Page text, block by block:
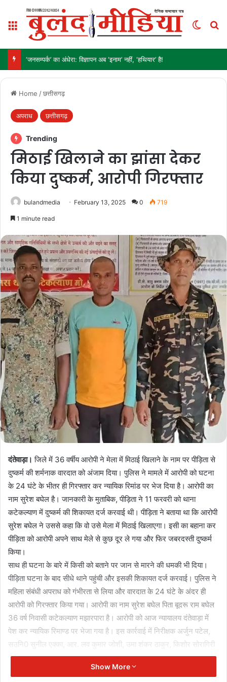
Menu
‘जनसम्पर्क’ का अंधेरा: विज्ञापन अब ‘इनाम’ नहीं, ‘हथियार’ है!
Home /छत्तीसगढ़
अपराध छत्तीसगढ़
Trending
मिठाई खिलाने का झांसा देकर
किया दुष्कर्म, आरोपी गिरफ्तार
bulandmedia February 13, 2025 0 719
1 minute read
दंतेवाड़ा। जिले में 36 वर्षीय आरोपी ने मेला में मिठाई खिलाने के नाम पर पीड़िता से
दुष्कर्म की शर्मनाक वारदात को अंजाम दिया। पुलिस ने मामले में आरोपी को घटना
के 24 घंटे के भीतर ही गिरफ्तार कर न्यायिक रिमांड पर भेज दिया है। आरोपी का
नाम सुरेश बघेल है। जानकारी के मुताबिक, पीड़िता ने 11 फरवरी को थाना
कटेकल्याण में दुष्कर्म की शिकायत दर्ज करवाई थी। पीड़िता ने बताया था कि आरोपी
सुरेश बघेल ने उससे कहा कि वो उसे मेला में मिठाई खिलाएगा। इसी का बहाना कर
पीड़िता को आरोपी अपने साथ मेले से कुछ दूर ले गया और फिर जबरदस्ती दुष्कर्म
किया।
साथ ही घटना के बारे में किसी को बताने पर जान से मारने की धमकी भी दिया।
पीड़िता घटना के बाद सीधे थाने पहुंची और इसकी शिकायत दर्ज करवाई। पुलिस ने
महिला संबंधी अपराध को गंभीरता से लिया और वारदात के 24 घंटे के अंदर ही
आरोपी को गिरफ्तार किया गया। आरोपी का नाम सुरेश बघेल पिता बूदरू राम बघेल
36 वर्ष निवासी कटेकल्याण मझारपारा है। आरोपी को आज न्यायालय दंतेवाड़ा में
पेश कर न्यायिक रिमाण्ड पर भेजा गया है। इस कार्रवाई में निरीक्षक अर्जुन पटेल,
सउनि0 सुनील एक्का, आर. लव कुमार जोशी, उमा शंकर ठाकुर, किशोर सोरागिरी
शामिल रहे।
Show More